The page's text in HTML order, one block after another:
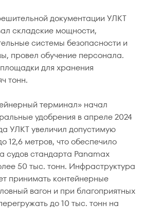
документации УЛКТ
складские мощности,
системы безопасности и
провел обучение персонала.
для хранения
тонн.
терминал» начал
удобрения в апреле 2024
УЛКТ увеличил допустимую
12,6 метров, что обеспечило
судов стандарта Panamax
50 тыс. тонн. Инфраструктура
принимать контейнерные
вагон и при благоприятных
до 10 тыс. тонн на